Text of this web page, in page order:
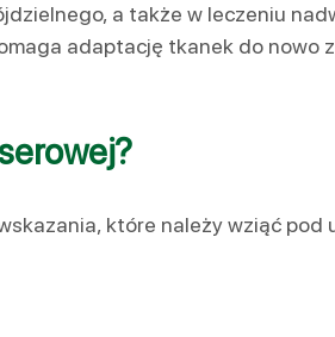
a także w leczeniu
adaptację tkanek do nowo
które należy wziąć